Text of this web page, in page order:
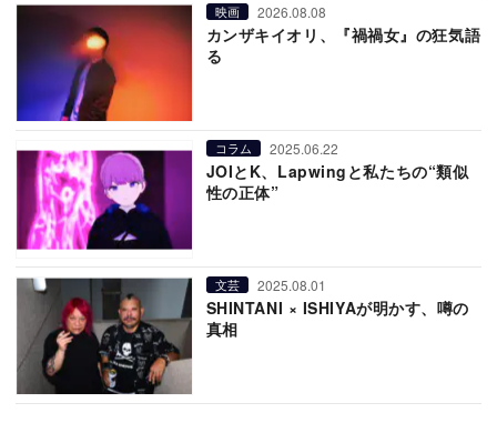
映画 2026.08.08
カンザキイオリ、『禍禍女』の狂気語
る
コラム 2025.06.22
JOIとK、Lapwingと私たちの“類似
性の正体”
文芸 2025.08.01
SHINTANI × ISHIYAが明かす、噂の
真相